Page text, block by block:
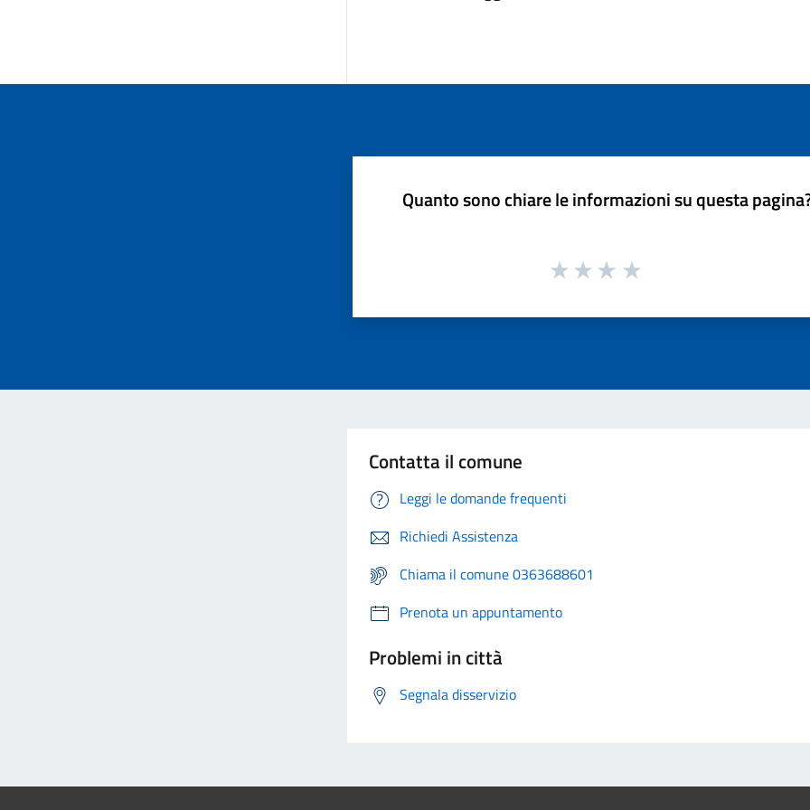
Quanto sono chiare le informazioni su questa
Contatta il comune
Leggi le domande frequenti
Richiedi Assistenza
Chiama il comune 0363688601
Prenota un appuntamento
Problemi in città
Segnala disservizio